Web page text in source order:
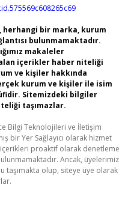
bir marka, kurum
bulunmamaktadır.
makaleler
içerikler haber niteliği
ve kişiler hakkında
kurum ve kişiler ile isim
Sitemizdeki bilgiler
taşımazlar.
Bilgi Teknolojileri ve İletişim
bir Yer Sağlayıcı olarak hizmet
proaktif olarak denetleme
Ancak, üyelerimiz
taşımakta olup, siteye üye olarak